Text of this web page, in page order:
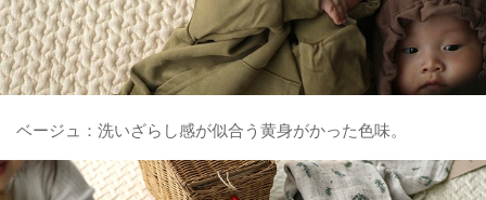
ベージュ：洗いざらし感が似合う黄身がかった色味。